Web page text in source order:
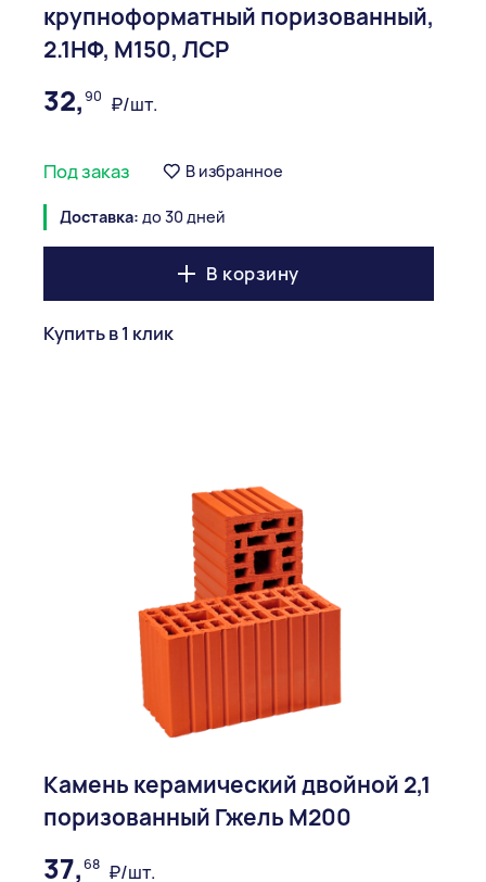
крупноформатный поризованный,
2.1НФ, М150, ЛСР
32,90 ₽/шт.
Под заказ В избранное
Доставка: до 30 дней
В корзину
Купить в 1 клик
Камень керамический двойной 2,1
поризованный Гжель М200
37,68 ₽/шт.